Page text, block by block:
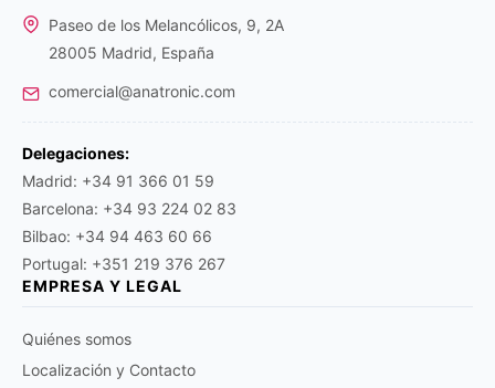
Paseo de los Melancólicos, 9, 2A
28005 Madrid, España
comercial@anatronic.com
Delegaciones:
Madrid: +34 91 366 01 59
Barcelona: +34 93 224 02 83
Bilbao: +34 94 463 60 66
Portugal: +351 219 376 267
EMPRESA Y LEGAL
Quiénes somos
Localización y Contacto